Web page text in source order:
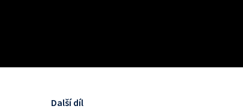
Další díl